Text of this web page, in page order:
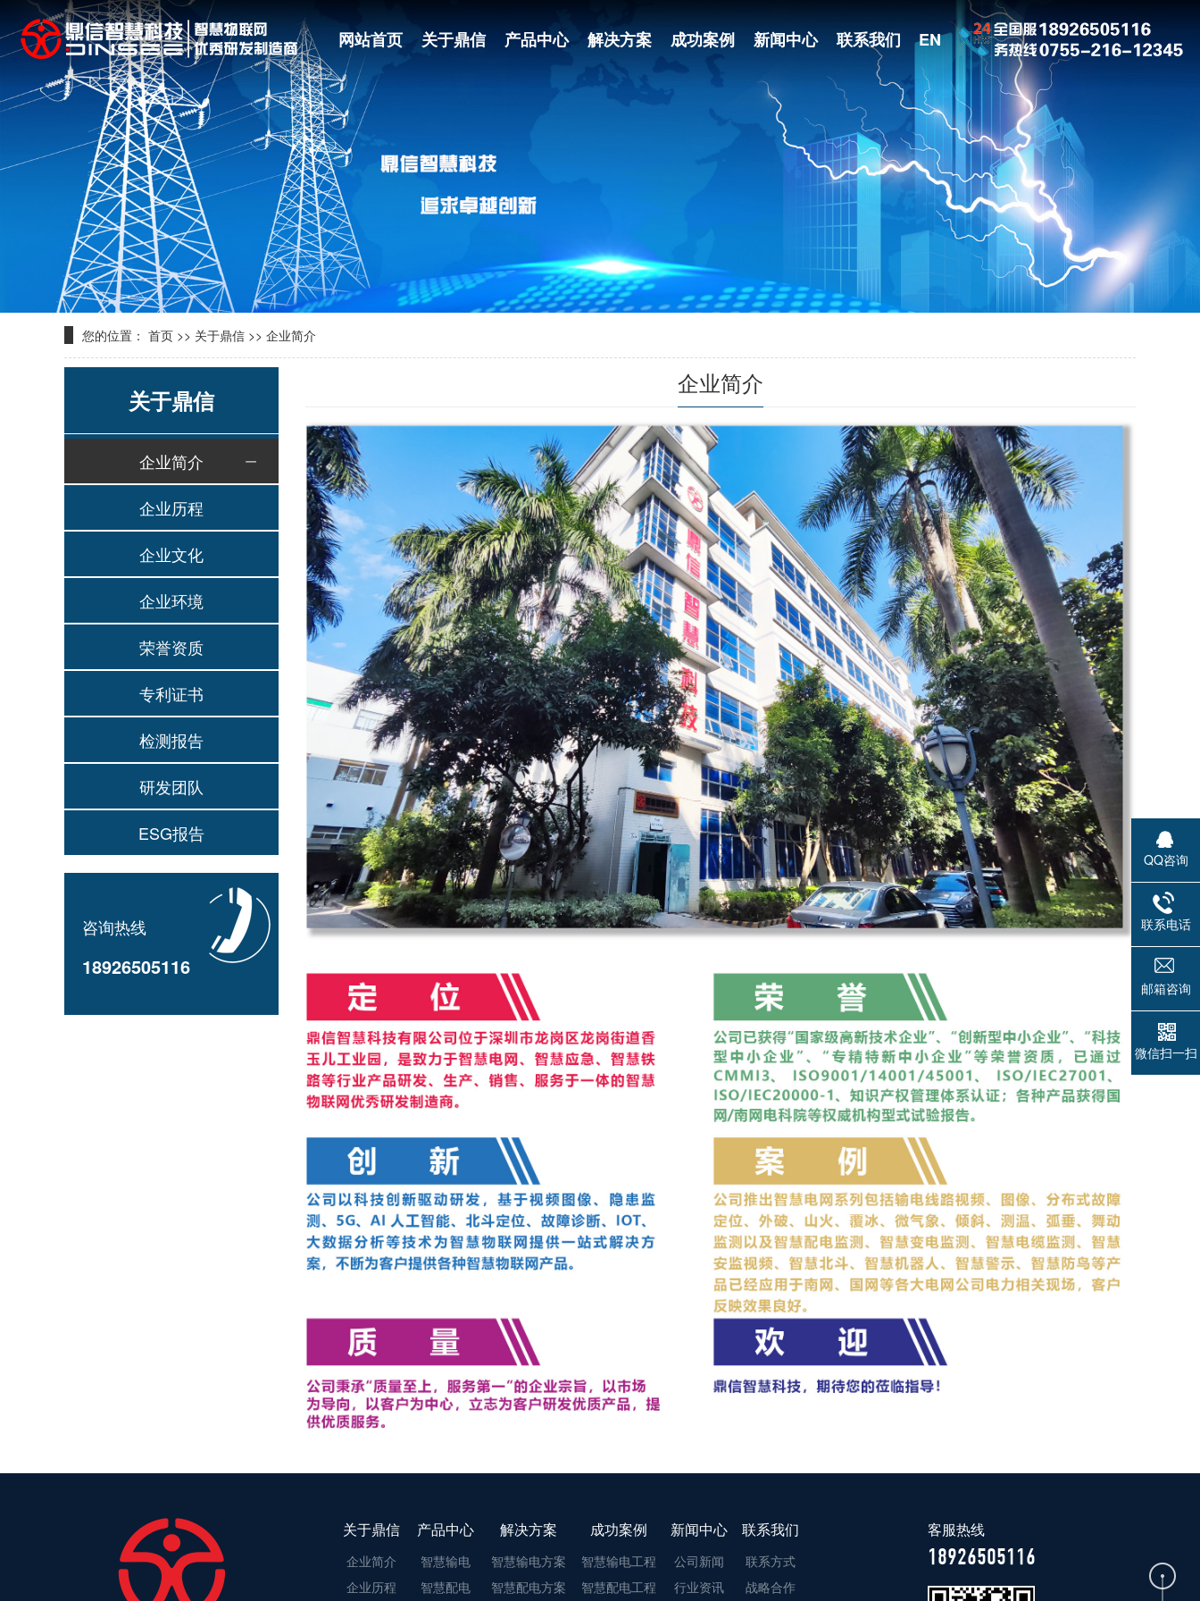
网站首页 关于鼎信 产品中心 解决方案 成功案例 新闻中心 联系我们 EN
您的位置： 首页 >> 关于鼎信 >> 企业简介
关于鼎信
企业简介
企业历程
企业文化
企业环境
荣誉资质
专利证书
检测报告
研发团队
ESG报告
咨询热线
18926505116
企业简介
关于鼎信
企业简介
企业历程
产品中心
智慧输电
智慧配电
解决方案
智慧输电方案
智慧配电方案
成功案例
智慧输电工程
智慧配电工程
新闻中心
公司新闻
行业资讯
联系我们
联系方式
战略合作
客服热线
18926505116
QQ咨询
联系电话
邮箱咨询
微信扫一扫